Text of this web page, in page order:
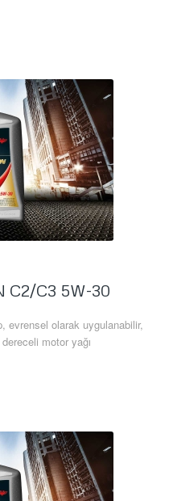
C2/C3 5W-30
evrensel olarak uygulanabilir,
motor yağı